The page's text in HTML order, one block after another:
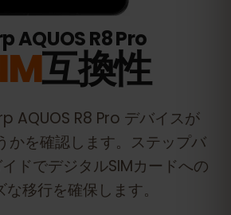
AQUOS R8 Pro
互換性
AQUOS R8 Pro デバイスが
かを確認します。ステップバ
ドでデジタルSIMカードへの
な移行を確保します。